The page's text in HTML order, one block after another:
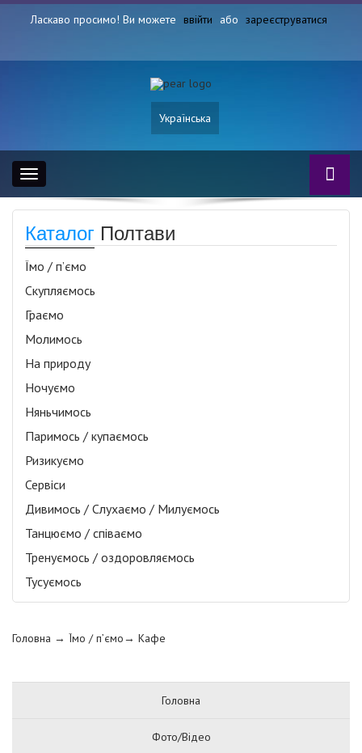
Ласкаво просимо! Ви можете ввійти або зареєструватися
Українська
Toggle
navigation
Каталог Полтави
Їмо / п’ємо
Скупляємось
Граємо
Молимось
На природу
Ночуємо
Няньчимось
Паримось / купаємось
Ризикуємо
Сервіси
Дивимось / Слухаємо / Милуємось
Танцюємо / співаємо
Тренуємось / оздоровляємось
Тусуємось
Головна → Їмо / п’ємо→ Кафе
Головна
Фото/Відео